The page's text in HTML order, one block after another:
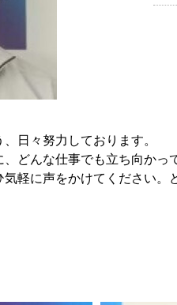
日々努力しております。
どんな仕事でも立ち向かっ
軽に声をかけてください。